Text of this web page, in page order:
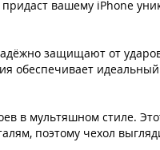
вашему iPhone
защищают от
обеспечивает
в мультяшном стиле.
поэтому чехол